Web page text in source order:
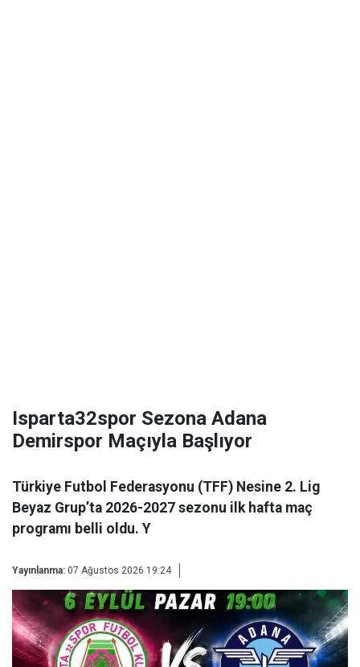
Isparta32spor Sezona Adana
Demirspor Maçıyla Başlıyor
Türkiye Futbol Federasyonu (TFF) Nesine 2. Lig
Beyaz Grup’ta 2026-2027 sezonu ilk hafta maç
programı belli oldu. Y
Yayınlanma: 07 Ağustos 2026 19:24